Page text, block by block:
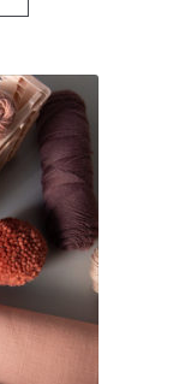
weist
Varianten
auf.
Die
Optionen
können
auf
der
Produktseite
gewählt
werden